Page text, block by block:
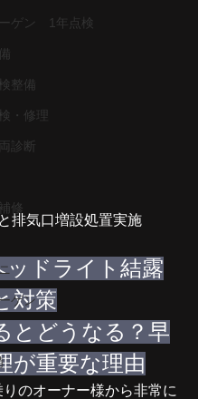
ゲン 1年点検
整備
・修理
診断
修
ゲン
排気口増設処置実施
ッドライト結露
対策
とどうなる？早
が重要な理由
りのオーナー様から非常に